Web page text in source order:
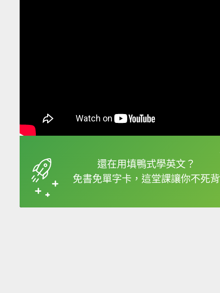
還在用填鴨式學英文？
免書免單字卡，這堂課讓你不死背
框選或點兩下字幕可